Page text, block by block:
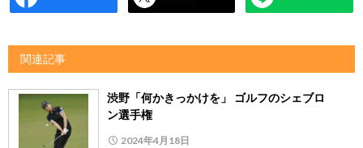
関連記事
渋野「何かきっかけを」 ゴルフのシェブロ
ン選手権
2024年4月18日